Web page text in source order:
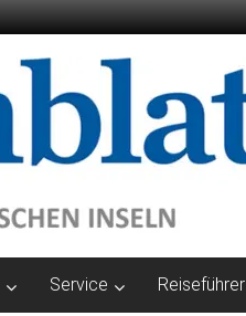
Service Reiseführer